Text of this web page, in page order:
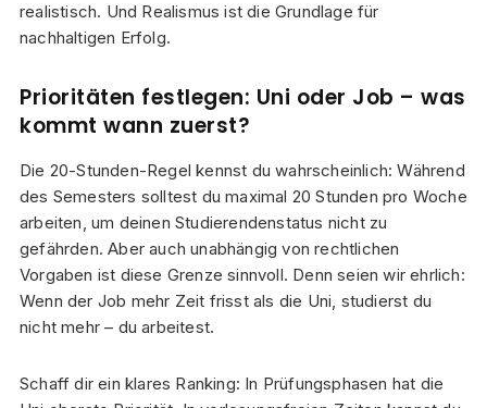
realistisch. Und Realismus ist die Grundlage für
nachhaltigen Erfolg.
Prioritäten festlegen: Uni oder Job – was
kommt wann zuerst?
Die 20-Stunden-Regel kennst du wahrscheinlich: Während
des Semesters solltest du maximal 20 Stunden pro Woche
arbeiten, um deinen Studierendenstatus nicht zu
gefährden. Aber auch unabhängig von rechtlichen
Vorgaben ist diese Grenze sinnvoll. Denn seien wir ehrlich:
Wenn der Job mehr Zeit frisst als die Uni, studierst du
nicht mehr – du arbeitest.
Schaff dir ein klares Ranking: In Prüfungsphasen hat die